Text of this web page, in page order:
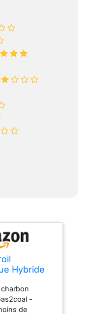
Hybride
et
de Bois
charbon
-
de